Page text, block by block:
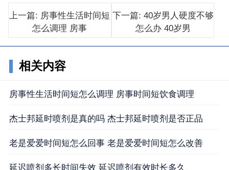
上一篇: 房事性生活时间短
怎么调理 房事
下一篇: 40岁男人硬度不够
怎么办 40岁男
相关内容
房事性生活时间短怎么调理 房事时间短饮食调理
杰士邦延时喷剂是真的吗 杰士邦延时喷剂是否正品
老是爱爱时间短怎么回事 老是爱爱时间短怎么改善
延迟喷剂多长时间失效 延迟喷剂有效时长多久